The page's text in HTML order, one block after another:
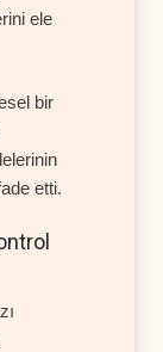
ele
bir
etti.